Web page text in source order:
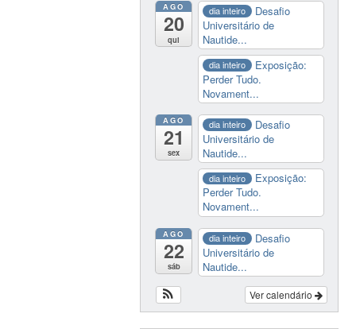
AGO
20
qui
dia inteiro
Desafio
Universitário de
Nautide...
dia inteiro
Exposição:
Perder Tudo.
Novament...
AGO
21
sex
dia inteiro
Desafio
Universitário de
Nautide...
dia inteiro
Exposição:
Perder Tudo.
Novament...
AGO
22
sáb
dia inteiro
Desafio
Universitário de
Nautide...
Ver calendário